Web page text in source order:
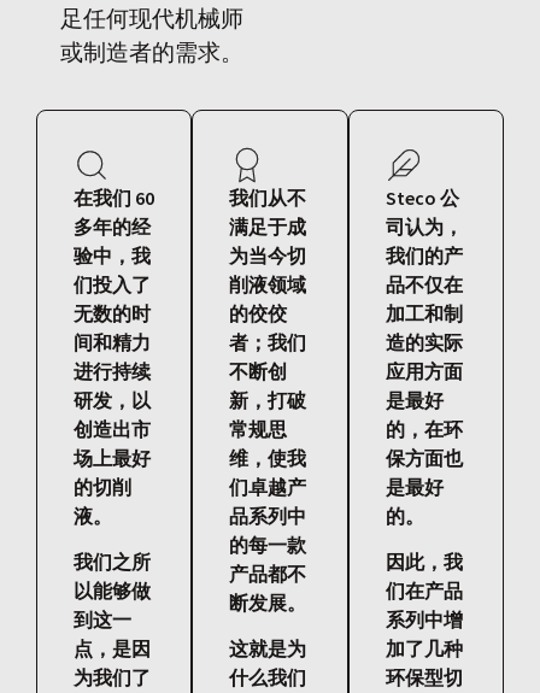
足任何现代机械师
或制造者的需求。
在我们 60
多年的经
验中，我
们投入了
无数的时
间和精力
进行持续
研发，以
创造出市
场上最好
的切削
液。
我们之所
以能够做
到这一
点，是因
为我们了
我们从不
满足于成
为当今切
削液领域
的佼佼
者；我们
不断创
新，打破
常规思
维，使我
们卓越产
品系列中
的每一款
产品都不
断发展。
这就是为
什么我们
Steco 公
司认为，
我们的产
品不仅在
加工和制
造的实际
应用方面
是最好
的，在环
保方面也
是最好
的。
因此，我
们在产品
系列中增
加了几种
环保型切